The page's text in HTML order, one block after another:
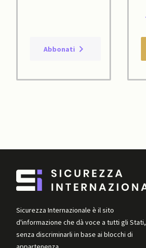
Abbonati
Sicurezza Internazionale è il sito
d'informazione che dà voce a tutti gli Stati,
senza discriminarli in base ai blocchi di